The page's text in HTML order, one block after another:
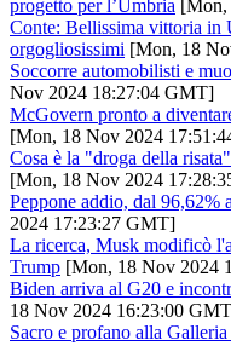
progetto per l’Umbria [Mon,
Conte: Bellissima vittoria in
orgogliosissimi [Mon, 18
Soccorre automobilisti e
Nov 2024 18:27:04 GMT]
McGovern pronto a
[Mon, 18 Nov 2024
Cosa è la "droga della
[Mon, 18 Nov 2024
Peppone addio, dal 96,62%
2024 17:23:27 GMT]
La ricerca, Musk modificò
Trump [Mon, 18 Nov 2024
Biden arriva al G20 e
18 Nov 2024 16:23:00
Sacro e profano alla